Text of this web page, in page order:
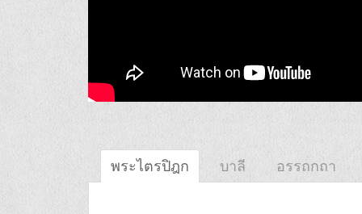
พระไตรปิฎก บาลี อรรถกถา